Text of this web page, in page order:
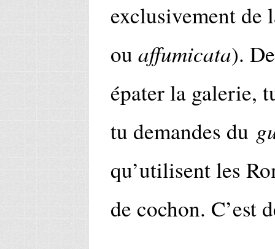
exclusivement de
ou affumicata).
épater la galerie,
tu demandes du
qu’utilisent les
de cochon. C’est